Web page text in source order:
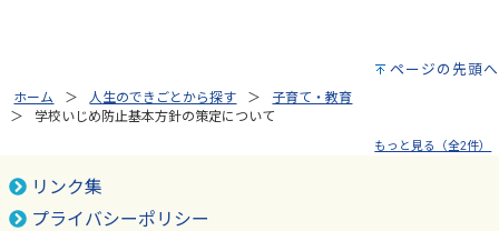
ページの先頭へ
ホーム 人生のできごとから探す
子育て・教育
学校いじめ防止基本方針の策定について
もっと見る（全2件）
リンク集
プライバシーポリシー